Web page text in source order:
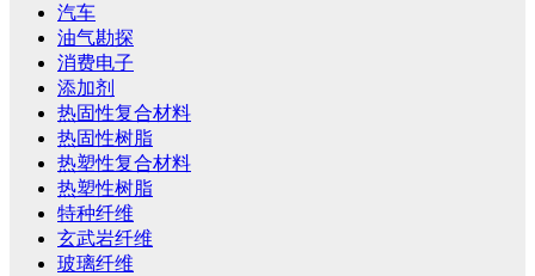
汽车
油气勘探
消费电子
添加剂
热固性复合材料
热固性树脂
热塑性复合材料
热塑性树脂
特种纤维
玄武岩纤维
玻璃纤维